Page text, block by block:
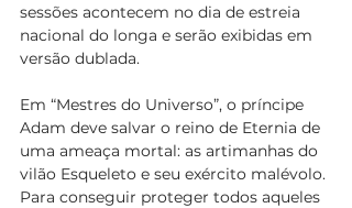
sessões acontecem no dia de estreia
nacional do longa e serão exibidas em
versão dublada.
Em “Mestres do Universo”, o príncipe
Adam deve salvar o reino de Eternia de
uma ameaça mortal: as artimanhas do
vilão Esqueleto e seu exército malévolo.
Para conseguir proteger todos aqueles